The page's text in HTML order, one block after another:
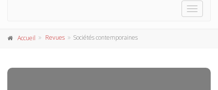
Toggle
Accueil Revues Sociétés contemporaines